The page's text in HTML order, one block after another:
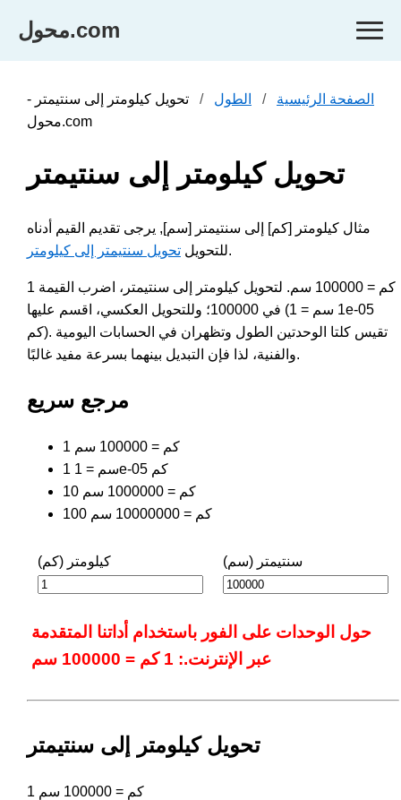
محول.com
الصفحة الرئيسية الطول
تحويل كيلومتر إلى سنتيمتر -
محول.com
تحويل كيلومتر إلى سنتيمتر
مثال كيلومتر [كم] إلى سنتيمتر [سم], يرجى تقديم القيم أدناه
للتحويل تحويل سنتيمتر إلى كيلومتر .
1 كم = 100000 سم. لتحويل كيلومتر إلى سنتيمتر، اضرب القيمة
في 100000؛ وللتحويل العكسي، اقسم عليها (1 سم = 1e-05
كم). تقيس كلتا الوحدتين الطول وتظهران في الحسابات اليومية
والفنية، لذا فإن التبديل بينهما بسرعة مفيد غالبًا.
مرجع سريع
1 كم = 100000 سم
1 سم = 1e-05 كم
10 كم = 1000000 سم
100 كم = 10000000 سم
كيلومتر (كم) سنتيمتر (سم)
حول الوحدات على الفور باستخدام أداتنا المتقدمة
عبر الإنترنت.: 1 كم = 100000 سم
تحويل كيلومتر إلى سنتيمتر
1 كم = 100000 سم